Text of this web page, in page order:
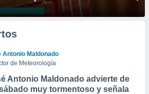
Antonio Maldonado
de Meteorología
Antonio Maldonado advierte de
muy tormentoso y señala